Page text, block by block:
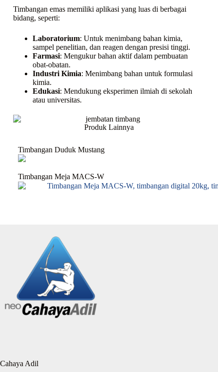
Timbangan emas memiliki aplikasi yang luas di berbagai
bidang, seperti:
Laboratorium: Untuk menimbang bahan kimia,
sampel penelitian, dan reagen dengan presisi tinggi.
Farmasi: Mengukur bahan aktif dalam pembuatan
obat-obatan.
Industri Kimia: Menimbang bahan untuk formulasi
kimia.
Edukasi: Mendukung eksperimen ilmiah di sekolah
atau universitas.
Produk Lainnya
Timbangan Duduk Mustang
Timbangan Meja MACS-W
Cahaya Adil